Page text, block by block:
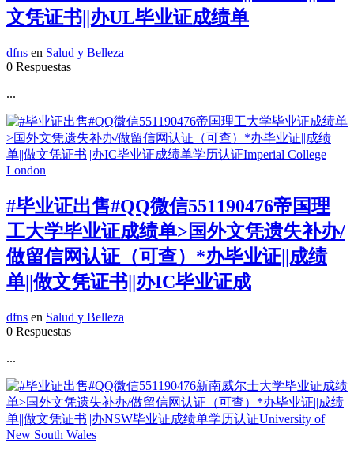
文凭证书||办UL毕业证成绩单
dfns en Salud y Belleza
0 Respuestas
...
#毕业证出售#QQ微信551190476帝国理
工大学毕业证成绩单>国外文凭遗失补办/
做留信网认证（可查）*办毕业证||成绩
单||做文凭证书||办IC毕业证成
dfns en Salud y Belleza
0 Respuestas
...